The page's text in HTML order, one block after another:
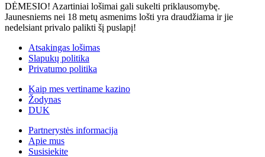
DĖMESIO! Azartiniai lošimai gali sukelti priklausomybę.
Jaunesniems nei 18 metų asmenims lošti yra draudžiama ir jie
nedelsiant privalo palikti šį puslapį!
Atsakingas lošimas
Slapukų politika
Privatumo politika
Kaip mes vertiname kazino
Žodynas
DUK
Partnerystės informacija
Apie mus
Susisiekite